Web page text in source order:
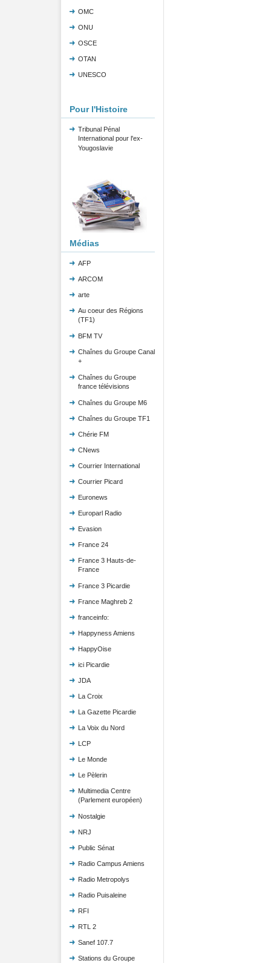
OMC
ONU
OSCE
OTAN
UNESCO
Pour l'Histoire
Tribunal Pénal
International pour l'ex-
Yougoslavie
Médias
AFP
ARCOM
arte
Au coeur des Régions
(TF1)
BFM TV
Chaînes du Groupe Canal
+
Chaînes du Groupe
france télévisions
Chaînes du Groupe M6
Chaînes du Groupe TF1
Chérie FM
CNews
Courrier International
Courrier Picard
Euronews
Europarl Radio
Evasion
France 24
France 3 Hauts-de-
France
France 3 Picardie
France Maghreb 2
franceinfo:
Happyness Amiens
HappyOise
ici Picardie
JDA
La Croix
La Gazette Picardie
La Voix du Nord
LCP
Le Monde
Le Pèlerin
Multimedia Centre
(Parlement européen)
Nostalgie
NRJ
Public Sénat
Radio Campus Amiens
Radio Metropolys
Radio Puisaleine
RFI
RTL 2
Sanef 107.7
Stations du Groupe